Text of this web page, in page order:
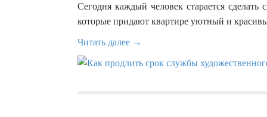
Сегодня каждый человек старается
которые придают квартире уютный и
Читать далее →